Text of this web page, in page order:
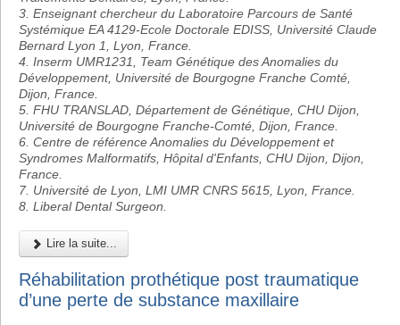
3. Enseignant chercheur du Laboratoire Parcours de Santé
Systémique EA 4129-Ecole Doctorale EDISS, Université Claude
Bernard Lyon 1, Lyon, France.
4. Inserm UMR1231, Team Génétique des Anomalies du
Développement, Université de Bourgogne Franche Comté,
Dijon, France.
5. FHU TRANSLAD, Département de Génétique, CHU Dijon,
Université de Bourgogne Franche-Comté, Dijon, France.
6. Centre de référence Anomalies du Développement et
Syndromes Malformatifs, Hôpital d'Enfants, CHU Dijon, Dijon,
France.
7. Université de Lyon, LMI UMR CNRS 5615, Lyon, France.
8. Liberal Dental Surgeon.
Lire la suite...
Réhabilitation prothétique post traumatique
d’une perte de substance maxillaire